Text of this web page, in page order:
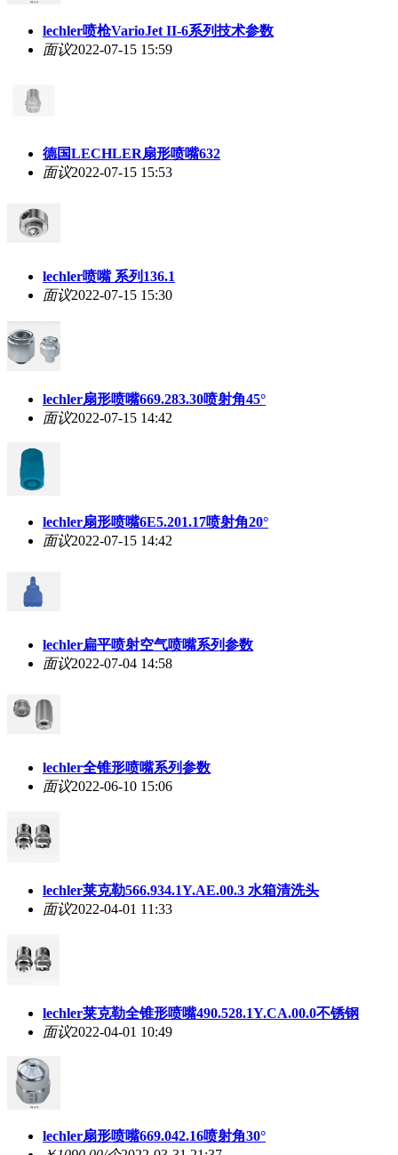
lechler喷枪VarioJet II-6系列技术参数
面议2022-07-15 15:59
德国LECHLER扇形喷嘴632
面议2022-07-15 15:53
lechler喷嘴 系列136.1
面议2022-07-15 15:30
lechler扇形喷嘴669.283.30喷射角45°
面议2022-07-15 14:42
lechler扇形喷嘴6E5.201.17喷射角20°
面议2022-07-15 14:42
lechler扁平喷射空气喷嘴系列参数
面议2022-07-04 14:58
lechler全锥形喷嘴系列参数
面议2022-06-10 15:06
lechler莱克勒566.934.1Y.AE.00.3 水箱清洗头
面议2022-04-01 11:33
lechler莱克勒全锥形喷嘴490.528.1Y.CA.00.0不锈钢
面议2022-04-01 10:49
lechler扇形喷嘴669.042.16喷射角30°